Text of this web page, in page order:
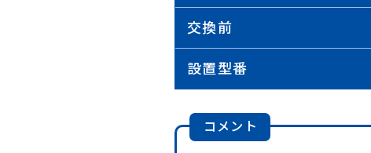
交換前
設置型番
コメント